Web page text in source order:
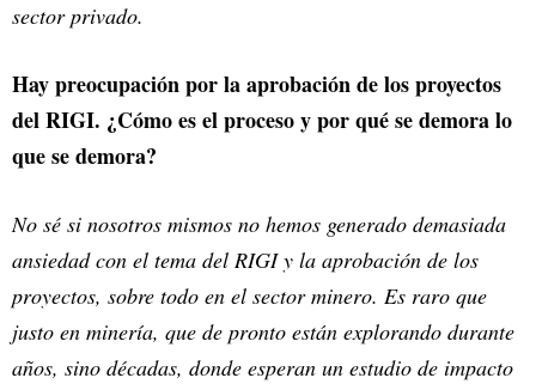
sector privado.
Hay preocupación por la aprobación de los proyectos
del RIGI. ¿Cómo es el proceso y por qué se demora lo
que se demora?
No sé si nosotros mismos no hemos generado demasiada
ansiedad con el tema del RIGI y la aprobación de los
proyectos, sobre todo en el sector minero. Es raro que
justo en minería, que de pronto están explorando durante
años, sino décadas, donde esperan un estudio de impacto